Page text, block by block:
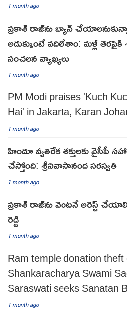
1 month ago
ప్రకాశ్‌ రాజ్‌ను బ్యాన్
అడుక్కుంటే వదిలేశాం: మళ్లీ తెరపైకి
సంచలన వ్యాఖ్యలు
1 month ago
PM Modi praises 'Kuch
Hai' in Jakarta, Karan
1 month ago
హిందూ వ్యతిరేక శక్తులకు వైసీపీ
చేస్తోంది: శ్రీనివాసానంద సరస్వతి
1 month ago
ప్రకాశ్ రాజ్‌ను వెంటనే అరెస్ట్ చేయాలి:
రెడ్డి
1 month ago
Ram temple donation theft
Shankaracharya Swami
Saraswati seeks Sanatan
impartial probe
1 month ago